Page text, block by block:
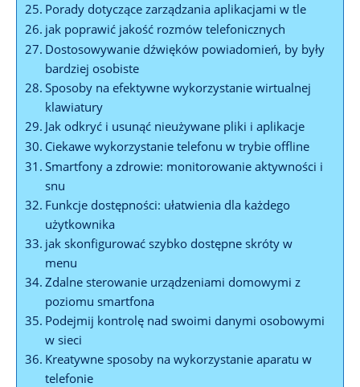
Porady dotyczące zarządzania ⁤aplikacjami w tle
jak ‌poprawić jakość rozmów telefonicznych
Dostosowywanie dźwięków powiadomień, by‍ były
bardziej‌ osobiste
Sposoby‌ na ⁢efektywne wykorzystanie wirtualnej
klawiatury
Jak⁣ odkryć i usunąć nieużywane pliki i aplikacje
Ciekawe wykorzystanie telefonu w trybie offline
Smartfony a zdrowie: monitorowanie aktywności ‍i
snu
Funkcje‌ dostępności: ułatwienia dla każdego
użytkownika
jak skonfigurować⁤ szybko⁣ dostępne skróty ⁤w
menu
Zdalne sterowanie urządzeniami domowymi z
poziomu smartfona
Podejmij kontrolę nad swoimi ⁤danymi osobowymi
w sieci
Kreatywne sposoby na wykorzystanie aparatu w⁤
telefonie